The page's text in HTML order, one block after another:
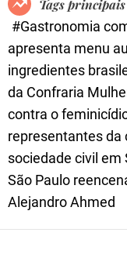
Tags principais
#Gastronomia
apresenta menu
ingredientes
da Confraria
contra o
representantes da
sociedade civil em
São Paulo
Alejandro Ahmed